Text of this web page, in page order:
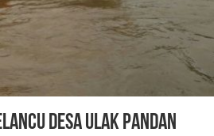
DESA ULAK PANDAN